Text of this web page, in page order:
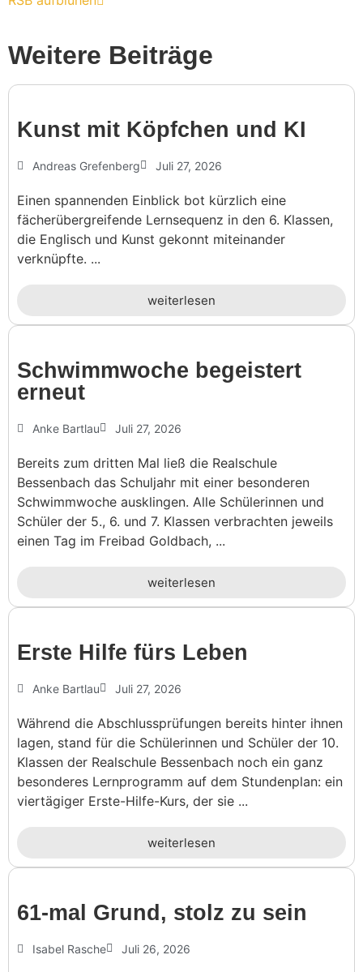
Weitere Beiträge
Kunst mit Köpf­chen und KI
Andreas Grefenberg Juli 27, 2026
Einen spannenden Einblick bot kürzlich eine
fächerübergreifende Lernsequenz in den 6. Klassen,
die Englisch und Kunst gekonnt miteinander
verknüpfte. ...
weiterlesen
Schwimm­woche begeis­tert
erneut
Anke Bartlau Juli 27, 2026
Bereits zum dritten Mal ließ die Realschule
Bessenbach das Schuljahr mit einer besonderen
Schwimmwoche ausklingen. Alle Schülerinnen und
Schüler der 5., 6. und 7. Klassen verbrachten jeweils
einen Tag im Freibad Goldbach, ...
weiterlesen
Erste Hilfe fürs Leben
Anke Bartlau Juli 27, 2026
Während die Abschlussprüfungen bereits hinter ihnen
lagen, stand für die Schülerinnen und Schüler der 10.
Klassen der Realschule Bessenbach noch ein ganz
besonderes Lernprogramm auf dem Stundenplan: ein
viertägiger Erste-Hilfe-Kurs, der sie ...
weiterlesen
61-mal Grund, stolz zu sein
Isabel Rasche Juli 26, 2026